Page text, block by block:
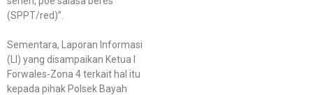
(SPPT/red)”.
Sementara, Laporan Informasi
(LI) yang disampaikan Ketua I
Forwales-Zona 4 terkait hal itu
kepada pihak Polsek Bayah